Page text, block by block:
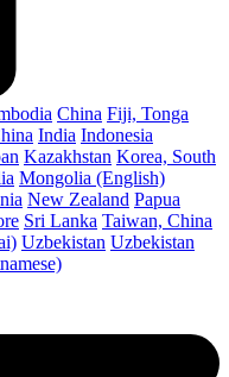
China Fiji, Tonga
India Indonesia
Kazakhstan Korea, South
Mongolia (English)
New Zealand Papua
Sri Lanka Taiwan, China
Uzbekistan Uzbekistan